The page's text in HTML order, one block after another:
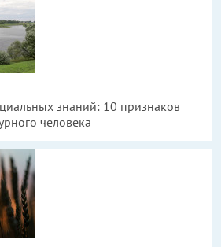
знаний: 10 признаков
человека